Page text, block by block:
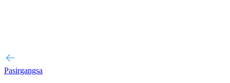
Pasirgangsa